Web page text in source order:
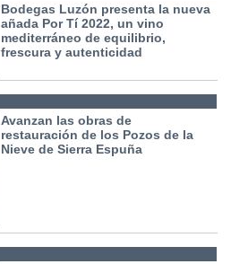
Bodegas Luzón presenta la nueva
añada Por Tí 2022, un vino
mediterráneo de equilibrio,
frescura y autenticidad
Avanzan las obras de
restauración de los Pozos de la
Nieve de Sierra Espuña